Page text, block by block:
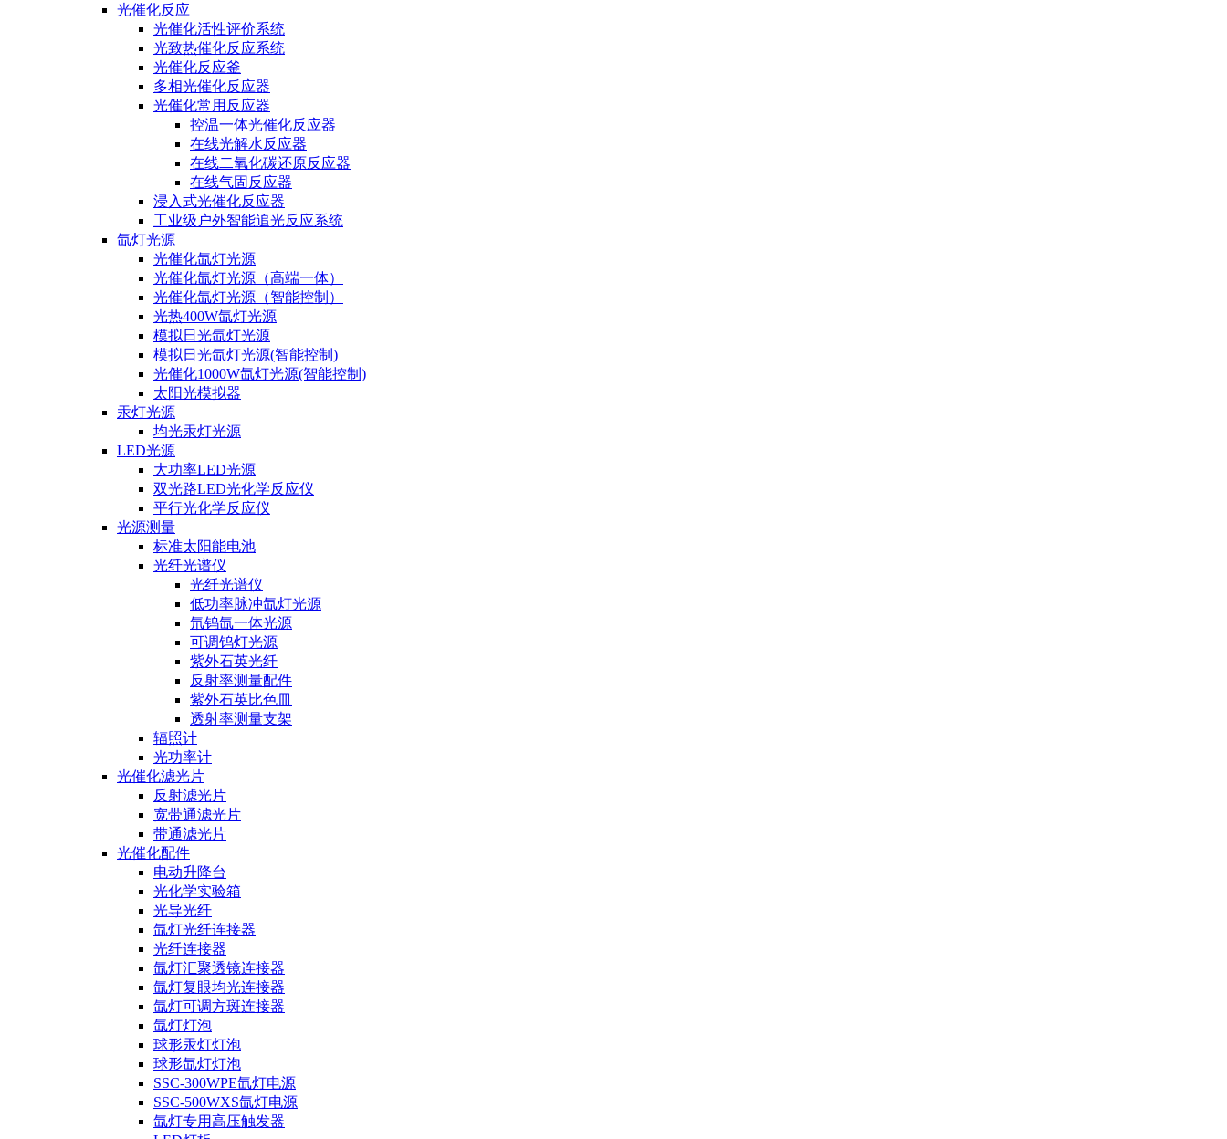
光催化反应
光催化活性评价系统
光致热催化反应系统
光催化反应釜
多相光催化反应器
光催化常用反应器
控温一体光催化反应器
在线光解水反应器
在线二氧化碳还原反应器
在线气固反应器
浸入式光催化反应器
工业级户外智能追光反应系统
氙灯光源
光催化氙灯光源
光催化氙灯光源（高端一体）
光催化氙灯光源（智能控制）
光热400W氙灯光源
模拟日光氙灯光源
模拟日光氙灯光源(智能控制)
光催化1000W氙灯光源(智能控制)
太阳光模拟器
汞灯光源
均光汞灯光源
LED光源
大功率LED光源
双光路LED光化学反应仪
平行光化学反应仪
光源测量
标准太阳能电池
光纤光谱仪
光纤光谱仪
低功率脉冲氙灯光源
氘钨氙一体光源
可调钨灯光源
紫外石英光纤
反射率测量配件
紫外石英比色皿
透射率测量支架
辐照计
光功率计
光催化滤光片
反射滤光片
宽带通滤光片
带通滤光片
光催化配件
电动升降台
光化学实验箱
光导光纤
氙灯光纤连接器
光纤连接器
氙灯汇聚透镜连接器
氙灯复眼均光连接器
氙灯可调方斑连接器
氙灯灯泡
球形汞灯灯泡
球形氙灯灯泡
SSC-300WPE氙灯电源
SSC-500WXS氙灯电源
氙灯专用高压触发器